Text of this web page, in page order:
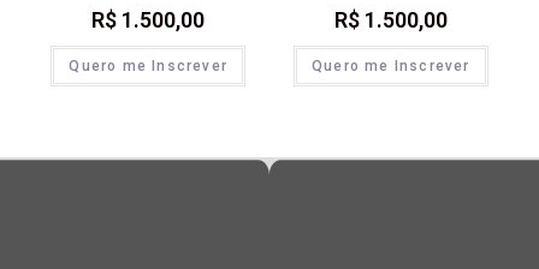
R$ 1.500,00
Quero me Inscrever
R$1.500,00
Quero me Inscrever